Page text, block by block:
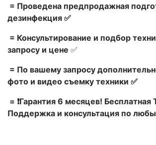
= Проведена предпродажная
дезинфекция ✅
= Консультирование и подбор
запросу и цене ✅
= По вашему запросу
фото и видео съемку техники ✅
= ❗Гарантия 6 месяцев! Бесплатная
Поддержка и консультация по